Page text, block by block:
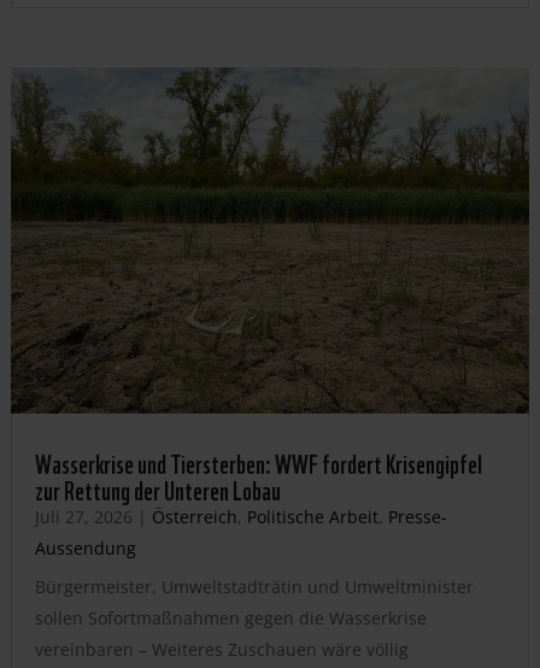
Wasserkrise und Tiersterben: WWF fordert Krisengipfel
zur Rettung der Unteren Lobau
Juli 27, 2026 | Österreich, Politische Arbeit, Presse-
Aussendung
Bürgermeister, Umweltstadträtin und Umweltminister
sollen Sofortmaßnahmen gegen die Wasserkrise
vereinbaren – Weiteres Zuschauen wäre völlig